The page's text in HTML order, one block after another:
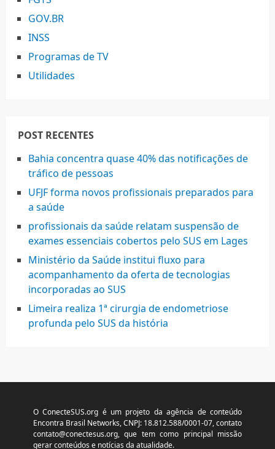
GOV.BR
INSS
Programas de TV
Utilidades
POST RECENTES
Bahia concentra quase 40% das notificações de
tráfico de pessoas
UFJF forma novos profissionais preparados para
a saúde
profissionais da saúde relatam suspensão de
exames essenciais cobertos pelo SUS em Lages
Ministério da Saúde institui fluxo para
acompanhamento da oferta de tecnologias
incorporadas ao SUS
Limeira realiza 1ª cirurgia de endometriose
profunda pelo SUS da história
O ConecteSUS.org é um projeto da agência de conteúdo
Encontra Brasil Networks, CNPJ: 18.812.588/0001-07, contato
contato@conectesus.org, que tem como principal missão
gerar conteúdos e notícias da atualidade.